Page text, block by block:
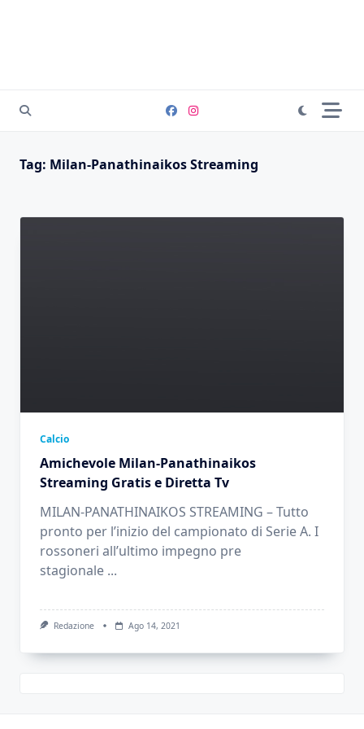
Tag: Milan-Panathinaikos Streaming
Calcio
Amichevole Milan-Panathinaikos
Streaming Gratis e Diretta Tv
MILAN-PANATHINAIKOS STREAMING – Tutto
pronto per l’inizio del campionato di Serie A. I
rossoneri all’ultimo impegno pre
stagionale ...
Redazione Ago 14, 2021